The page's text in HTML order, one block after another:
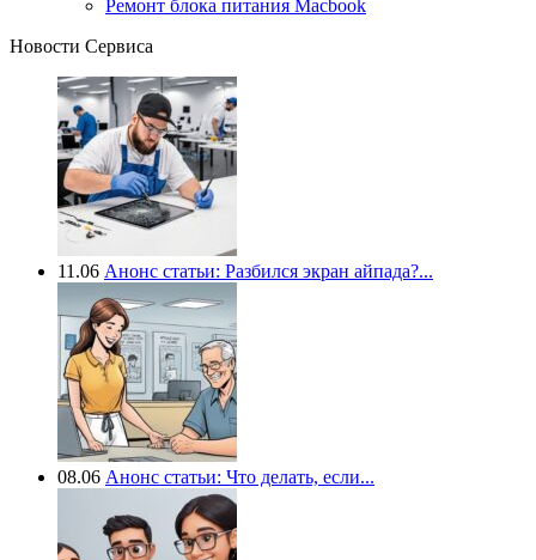
Ремонт блока питания Macbook
Новости Сервиса
11.06 Анонс статьи: Разбился экран айпада?...
08.06 Анонс статьи: Что делать, если...